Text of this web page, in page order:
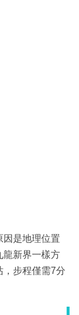
因是地理位置
龍新界一樣方
，步程僅需7分